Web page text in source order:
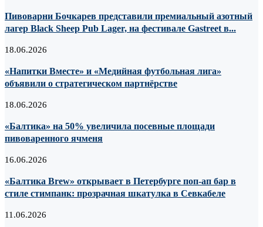
Пивоварни Бочкарев представили премиальный азотный
лагер Black Sheep Pub Lager, на фестивале Gastreet в...
18.06.2026
«Напитки Вместе» и «Медийная футбольная лига»
объявили о стратегическом партнёрстве
18.06.2026
«Балтика» на 50% увеличила посевные площади
пивоваренного ячменя
16.06.2026
«Балтика Brew» открывает в Петербурге поп-ап бар в
стиле стимпанк: прозрачная шкатулка в Севкабеле
11.06.2026